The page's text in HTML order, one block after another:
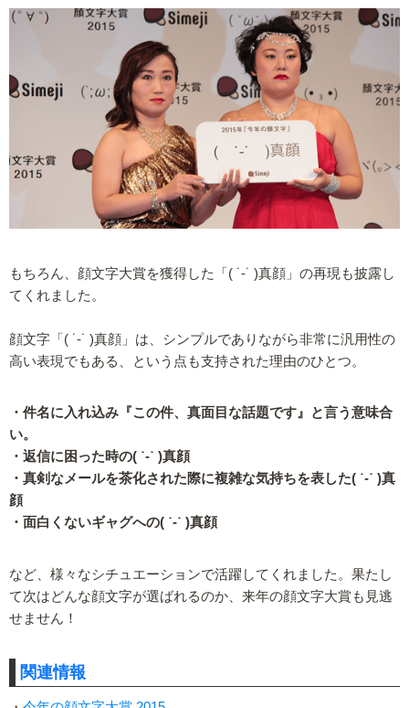
もちろん、顔文字大賞を獲得した「( ˙-˙ )真顔」の再現も披露し
てくれました。
顔文字「( ˙-˙ )真顔」は、シンプルでありながら非常に汎用性の
高い表現でもある、という点も支持された理由のひとつ。
・件名に入れ込み『この件、真面目な話題です』と言う意味合
い。
・返信に困った時の( ˙-˙ )真顔
・真剣なメールを茶化された際に複雑な気持ちを表した( ˙-˙ )真
顔
・面白くないギャグへの( ˙-˙ )真顔
など、様々なシチュエーションで活躍してくれました。果たし
て次はどんな顔文字が選ばれるのか、来年の顔文字大賞も見逃
せません！
関連情報